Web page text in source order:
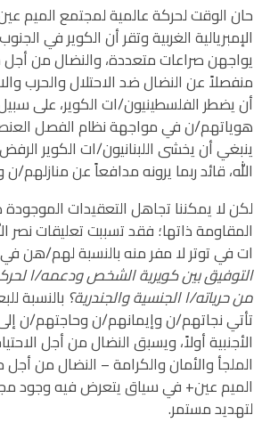
حان الوقت لحركة عالمية لمجتمع الميم
الإمبريالية الغربية وتقر أن الكوير في
يواجهن صراعات متعددة، والنضال من
منفصلاً عن النضال ضد الاحتلال والحرب
أن يضطر الفلسطينيون/ات الكوير، على
هوياتهم/ن في مواجهة نظام الفصل
ينبغي أن يخشى اللبنانيون/ات الكوير
الله، قائد ربما يرونه مدافعاً عن منازلهم/
لكن لا يمكننا تجاهل التعقيدات
المقاومة ذاتها؛ فقد تسببت تعليقات نصر
ات في توتر لا مفر منه بالنسبة لهم/هن
التوفيق بين كويرية الشخص ودعمه/ا
من حرياته/ا الجنسية والجندرية؟ بالنسبة
تأتي نجاتهم/ن وإيمانهم/ن وحاجتهم/ن
الأجنبية أولاً، ويسبق النضال من أجل
الملجأ والأمان والكرامة – النضال من
الميم عين+ في سياق يتعرض فيه وجود
لتهديد مستمر.